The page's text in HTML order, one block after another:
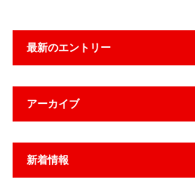
最新のエントリー
アーカイブ
新着情報